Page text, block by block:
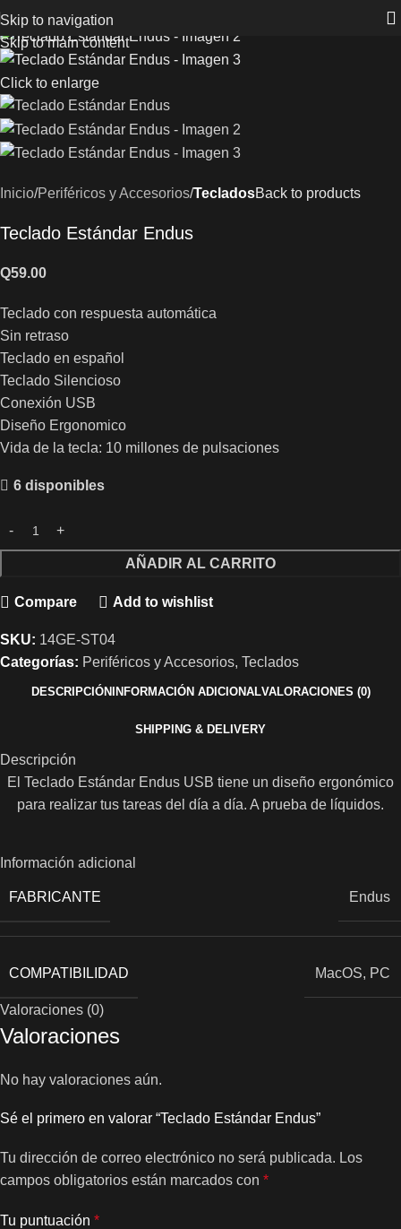
Skip to navigation
Skip to main content
Click to enlarge
Inicio Periféricos y Accesorios TecladosBack to products
Teclado Estándar Endus
Q59.00
Teclado con respuesta automática
Sin retraso
Teclado en español
Teclado Silencioso
Conexión USB
Diseño Ergonomico
Vida de la tecla: 10 millones de pulsaciones
6 disponibles
AÑADIR AL CARRITO
Compare Add to wishlist
SKU: 14GE-ST04
Categorías: Periféricos y Accesorios, Teclados
DESCRIPCIÓN INFORMACIÓN ADICIONALVALORACIONES (0)
SHIPPING & DELIVERY
Descripción
El Teclado Estándar Endus USB tiene un diseño ergonómico
para realizar tus tareas del día a día. A prueba de líquidos.
Información adicional
FABRICANTE Endus
COMPATIBILIDAD MacOS, PC
Valoraciones (0)
Valoraciones
No hay valoraciones aún.
Sé el primero en valorar “Teclado Estándar Endus”
Tu dirección de correo electrónico no será publicada. Los
campos obligatorios están marcados con *
Tu puntuación *